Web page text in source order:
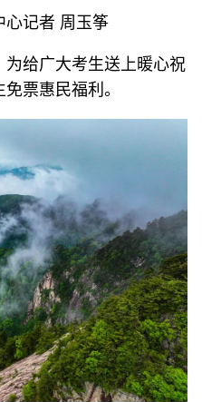
心记者 周玉筝
给广大考生送上暖心祝
票惠民福利。